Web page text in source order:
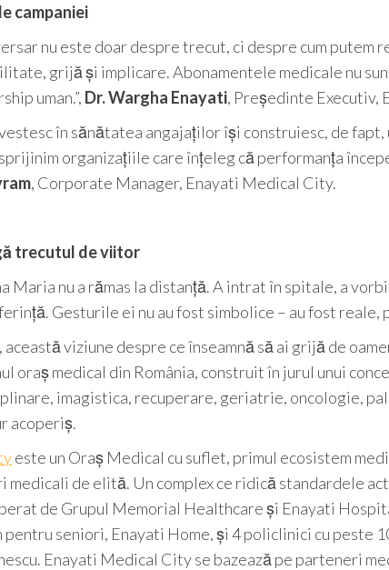
campaniei
nu este doar despre trecut, ci despre cum putem
grijă și implicare. Abonamentele medicale nu
uman.”, Dr. Wargha Enayati, Președinte Executiv,
în sănătatea angajaților își construiesc, de
organizațiile care înțeleg că performanța
, Corporate Manager, Enayati Medical City.
trecutul de viitor
Maria nu a rămas la distanță. A intrat în spitale, a
Gesturile ei nu au fost simbolice – au fost
această viziune despre ce înseamnă să ai grijă de
oraș medical din România, construit în jurul unui
imagistica, recuperare, geriatrie, oncologie,
acoperiș.
este un Oraș Medical cu suflet, primul ecosistem
medicali de elită. Un complex ce ridică standardele
de Grupul Memorial Healthcare și Enayati
seniori, Enayati Home, și 4 policlinici cu peste
Enayati Medical City se bazează pe parteneri